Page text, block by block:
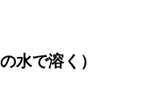
水で溶く）